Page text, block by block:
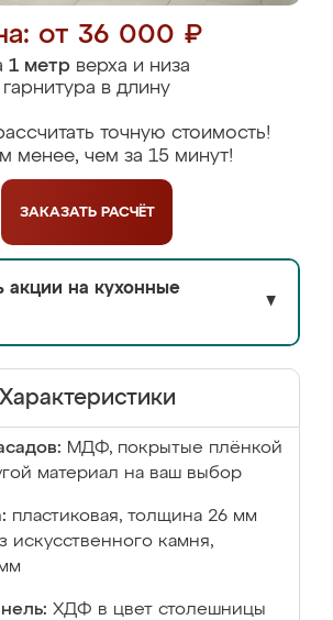
от 36 000 ₽
1 метрверха и низа
гарнитура в длину
точную стоимость!
менее, чем за 15 минут!
ЗАКАЗАТЬ РАСЧЁТ
акции на кухонные
▼
Характеристики
МДФ, покрытые плёнкой
материал на ваш выбор
пластиковая, толщина 26 мм
искусственного камня,
ХДФ в цвет столешницы